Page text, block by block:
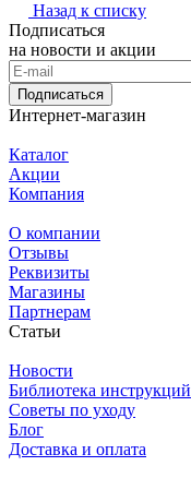
Назад к списку
Подписаться
на новости и акции
Подписаться
Интернет-магазин
Каталог
Акции
Компания
О компании
Отзывы
Реквизиты
Магазины
Партнерам
Статьи
Новости
Библиотека инструкций
Советы по уходу
Блог
Доставка и оплата